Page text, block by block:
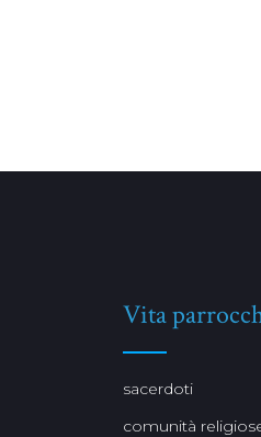
Vita
sacerdoti
comunità